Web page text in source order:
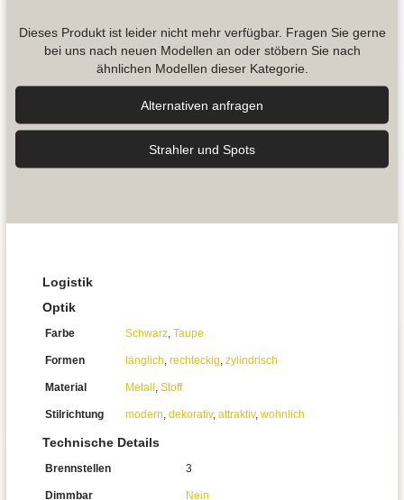
Dieses Produkt ist leider nicht mehr verfügbar. Fragen Sie gerne
bei uns nach neuen Modellen an oder stöbern Sie nach
ähnlichen Modellen dieser Kategorie.
Alternativen anfragen
Strahler und Spots
Logistik
Optik
Farbe Schwarz, Taupe
Formen länglich, rechteckig, zylindrisch
Material Metall , Stoff
Stilrichtung modern, dekorativ, attraktiv, wohnlich
Technische Details
Brennstellen 3
Dimmbar Nein